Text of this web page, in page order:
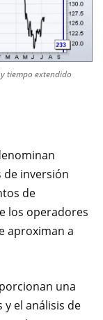
tiempo extendido
de inversión
de
los operadores
aproximan a
una
el análisis de